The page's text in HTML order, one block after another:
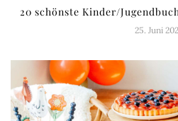
20 schönste Kinder/
25. Juni